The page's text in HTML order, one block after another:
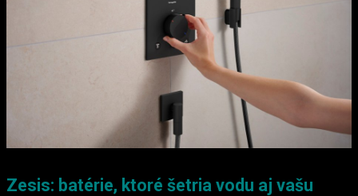
Zesis: batérie, ktoré šetria vodu aj vašu